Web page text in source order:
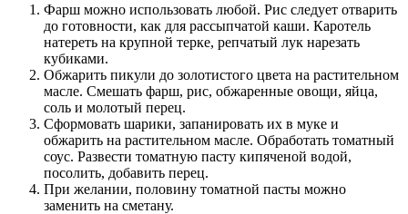
Фарш можно использовать любой. Рис следует отварить
до готовности, как для рассыпчатой каши. Каротель
натереть на крупной терке, репчатый лук нарезать
кубиками.
Обжарить пикули до золотистого цвета на растительном
масле. Смешать фарш, рис, обжаренные овощи, яйца,
соль и молотый перец.
Сформовать шарики, запанировать их в муке и
обжарить на растительном масле. Обработать томатный
соус. Развести томатную пасту кипяченой водой,
посолить, добавить перец.
При желании, половину томатной пасты можно
заменить на сметану.